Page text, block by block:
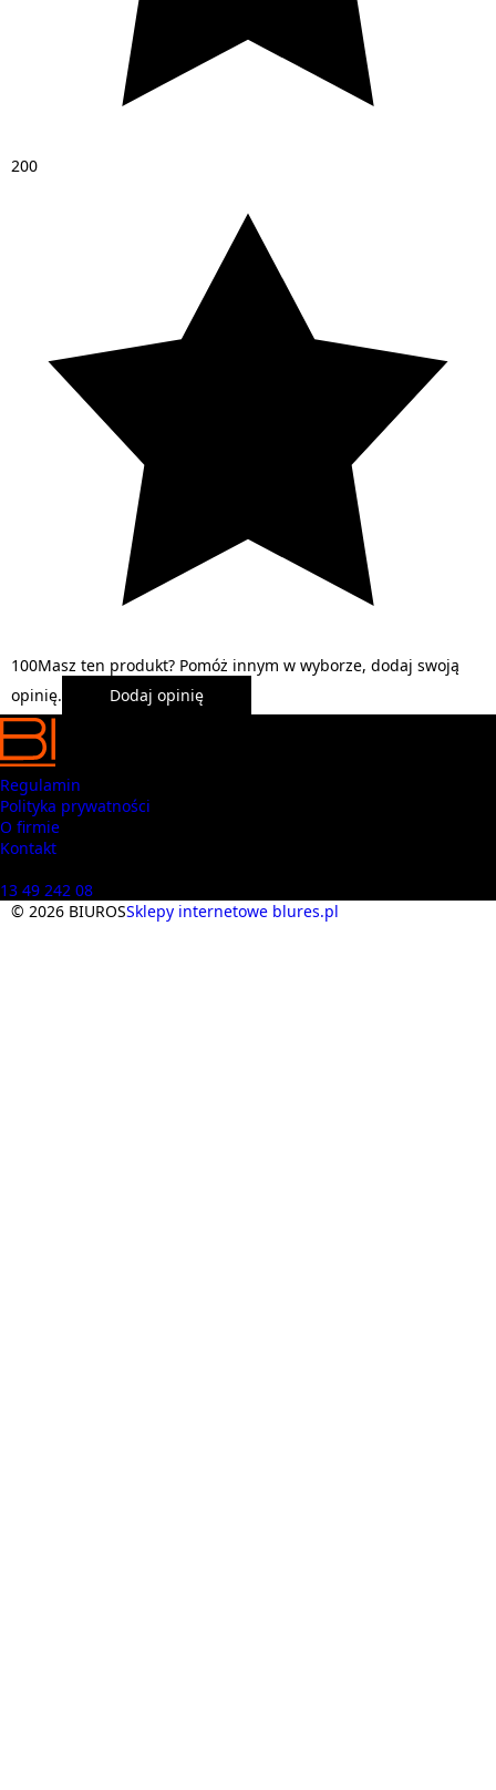
200
100Masz ten produkt? Pomóż innym w wyborze, dodaj swoją
opinię.
Dodaj opinię
Regulamin
Polityka prywatności
O firmie
Kontakt
13 49 242 08
© 2026 BIUROSSklepy internetowe blures.pl